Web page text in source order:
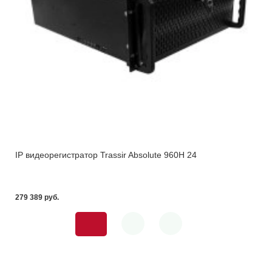
IP видеорегистратор Trassir Absolute 960H 24
279 389 pуб.